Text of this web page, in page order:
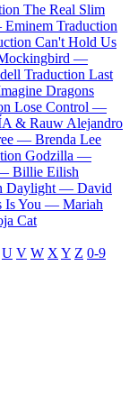
The Real Slim
Eminem Traduction
Can't Hold Us
—
Traduction Last
Dragons
Lose Control —
& Rauw Alejandro
— Brenda Lee
Godzilla —
Billie Eilish
Daylight — David
Is You — Mariah
Cat
U V W X Y Z 0-9